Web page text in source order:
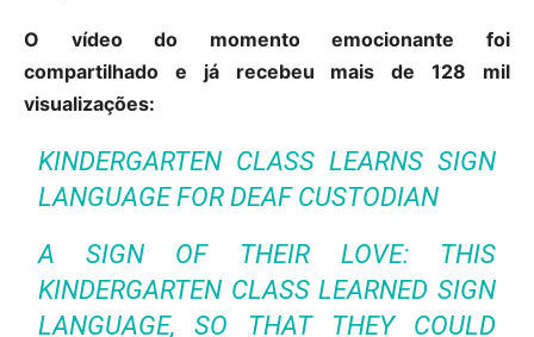
O vídeo do momento emocionante foi
compartilhado e já recebeu mais de 128 mil
visualizações:
KINDERGARTEN CLASS LEARNS SIGN
LANGUAGE FOR DEAF CUSTODIAN
A SIGN OF THEIR LOVE: THIS
KINDERGARTEN CLASS LEARNED SIGN
LANGUAGE, SO THAT THEY COULD